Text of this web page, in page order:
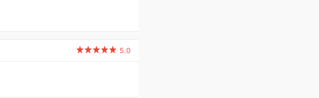
5.0
